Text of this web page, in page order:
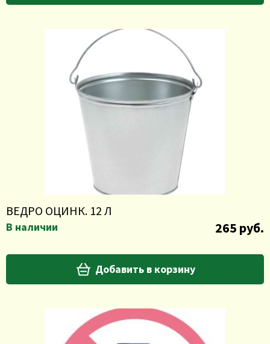
ВЕДРО ОЦИНК. 12 Л
В наличии 265 руб.
Добавить в корзину